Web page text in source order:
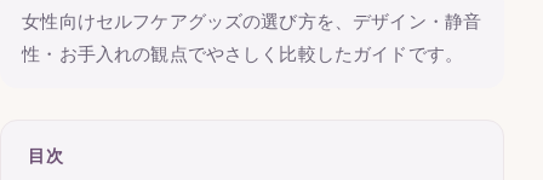
女性向けセルフケアグッズの選び方を、デザイン・静音
性・お手入れの観点でやさしく比較したガイドです。
目次